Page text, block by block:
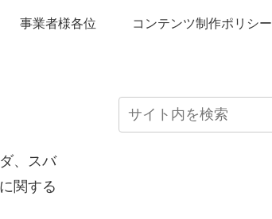
事業者様各位 コンテンツ制作ポリシー
、スバ
関する